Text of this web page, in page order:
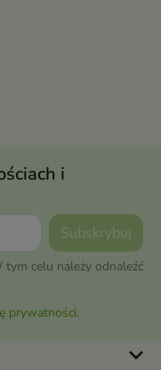
i
celu należy odnaleźć
prywatności.
keyboard_arrow_down